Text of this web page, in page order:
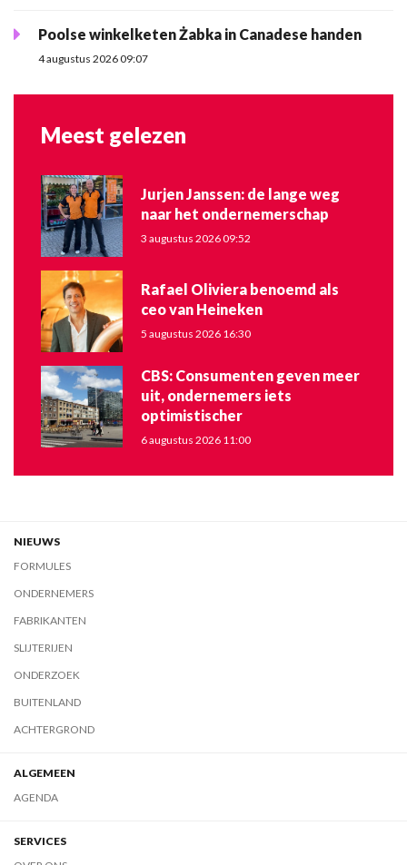
Poolse winkelketen Żabka in Canadese handen
4 augustus 2026 09:07
Meest gelezen
Jurjen Janssen: de lange weg
naar het ondernemerschap
3 augustus 2026 09:52
Rafael Oliviera benoemd als
ceo van Heineken
5 augustus 2026 16:30
CBS: Consumenten geven meer
uit, ondernemers iets
optimistischer
6 augustus 2026 11:00
NIEUWS
FORMULES
ONDERNEMERS
FABRIKANTEN
SLIJTERIJEN
ONDERZOEK
BUITENLAND
ACHTERGROND
ALGEMEEN
AGENDA
SERVICES